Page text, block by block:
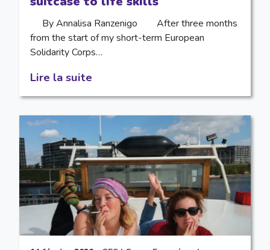
By Annalisa Ranzenigo After three months
from the start of my short-term European
Solidarity Corps…
Lire la suite